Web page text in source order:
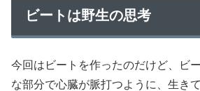
ビートは野生の思考
今回はビートを作ったのだけど、ビ
な部分で心臓が脈打つように、生き